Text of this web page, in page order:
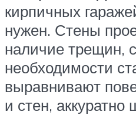
кирпичных
нужен. Стены
наличие трещин,
необходимости
выравнивают
и стен, аккуратно